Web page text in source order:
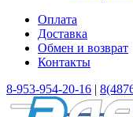
Оплата
Доставка
Обмен и возврат
Контакты
8-953-954-20-16 |